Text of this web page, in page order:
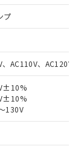
プ
AC110V、AC120V
130V
）の
品で